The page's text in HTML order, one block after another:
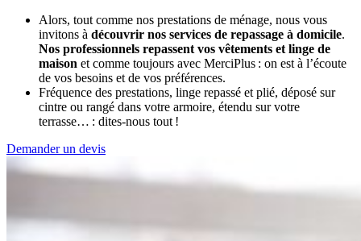
Alors, tout comme nos prestations de ménage, nous vous
invitons à découvrir nos services de repassage à domicile.
Nos professionnels repassent vos vêtements et linge de
maison et comme toujours avec MerciPlus : on est à l’écoute
de vos besoins et de vos préférences.
Fréquence des prestations, linge repassé et plié, déposé sur
cintre ou rangé dans votre armoire, étendu sur votre
terrasse… : dites-nous tout !
Demander un devis